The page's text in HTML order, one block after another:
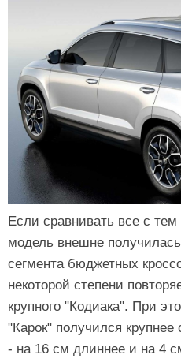
Если сравнивать все с
модель внешне
сегмента бюджетных
некоторой степени
крупного "Кодиака". При
"Карок" получился крупнее
- на 16 см длиннее и на 4